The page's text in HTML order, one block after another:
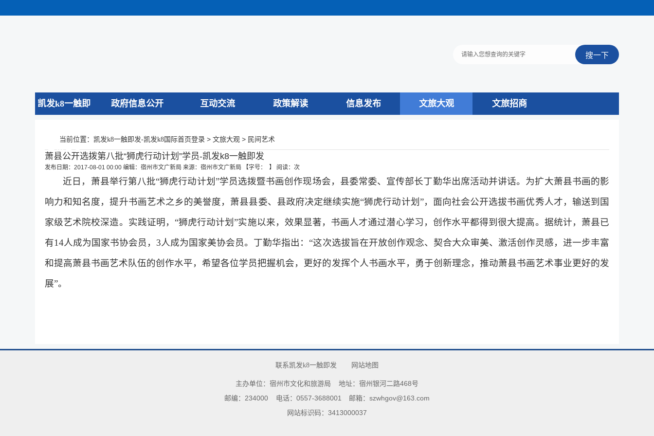
凯发k8一触即
首页登录
政府信息公开 互动交流 政策解读 信息发布 文旅大观 文旅招商
当前位置： 凯发k8一触即发-凯发k8国际首页登录 > 文旅大观 > 民间艺术
萧县公开选拨第八批“狮虎行动计划”学员-凯发k8一触即发
发布日期：2017-08-01 00:00 编辑：宿州市文广新局 来源：宿州市文广新局 【字号： 】 阅读： 次
近日，萧县举行第八批“狮虎行动计划”学员选拨暨书画创作现场会，县委常委、宣传部长丁勤华出席活动并讲话。为扩大萧县书画的影
响力和知名度，提升书画艺术之乡的美誉度，萧县县委、县政府决定继续实施“狮虎行动计划”，面向社会公开选拔书画优秀人才，输送到国
家级艺术院校深造。实践证明，“狮虎行动计划”实施以来，效果显著，书画人才通过潜心学习，创作水平都得到很大提高。据统计，萧县已
有14人成为国家书协会员，3人成为国家美协会员。丁勤华指出：“这次选拔旨在开放创作观念、契合大众审美、激活创作灵感，进一步丰富
和提高萧县书画艺术队伍的创作水平，希望各位学员把握机会，更好的发挥个人书画水平，勇于创新理念，推动萧县书画艺术事业更好的发
展”。
联系凯发k8一触即发 网站地图
主办单位：宿州市文化和旅游局
地址：宿州银河二路468号
邮编：234000
电话：0557-3688001 邮箱： szwhgov@163.com
网站标识码：3413000037